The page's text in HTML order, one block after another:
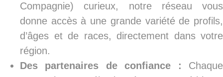
Compagnie) curieux, notre réseau vous
donne accès à une grande variété de profils,
d’âges et de races, directement dans votre
région.
Des partenaires de confiance : Chaque